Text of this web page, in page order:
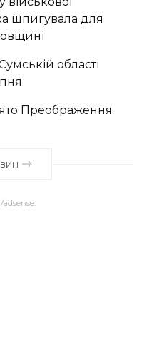
шпигувала для
області
Преображення